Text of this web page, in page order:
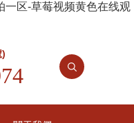
一区-草莓视频黄色在线观
)